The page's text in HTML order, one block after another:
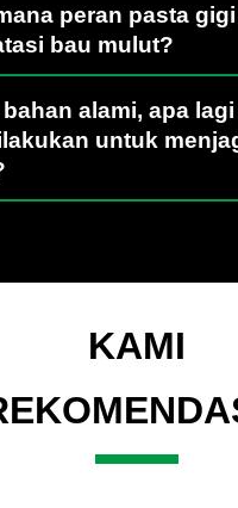
peran pasta
bau mulut?
alami, apa
untuk
KAMI